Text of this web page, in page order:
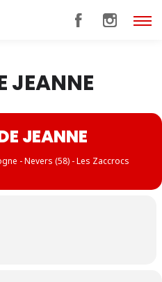
JEANNE
JEANNE
- Nevers (58) - Les Zaccrocs